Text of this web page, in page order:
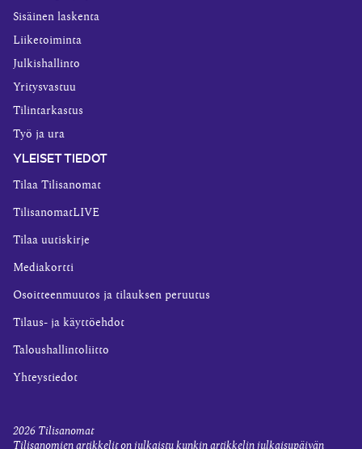
Sisäinen laskenta
Liiketoiminta
Julkishallinto
Yritysvastuu
Tilintarkastus
Työ ja ura
YLEISET TIEDOT
Tilaa Tilisanomat
TilisanomatLIVE
Tilaa uutiskirje
Mediakortti
Osoitteenmuutos ja tilauksen peruutus
Tilaus- ja käyttöehdot
Taloushallintoliitto
Yhteystiedot
2026 Tilisanomat
Tilisanomien artikkelit on julkaistu kunkin artikkelin julkaisupäivän